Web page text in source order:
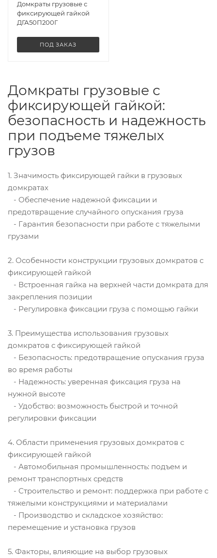
Домкраты грузовые с
фиксирующей гайкой
ДГА50П200Г
ПОД ЗАКАЗ
Домкраты грузовые с
фиксирующей гайкой:
безопасность и надежность
при подъеме тяжелых
грузов
1. Значимость фиксирующей гайки в грузовых
домкратах
- Обеспечение надежной фиксации и
предотвращение случайного опускания груза
- Гарантия безопасности при работе с тяжелыми
грузами
2. Особенности конструкции грузовых домкратов с
фиксирующей гайкой
- Встроенная гайка на верхней части домкрата для
закрепления позиции
- Регулировка фиксации груза с помощью гайки
3. Преимущества использования грузовых
домкратов с фиксирующей гайкой
- Безопасность: предотвращение опускания груза
во время работы
- Надежность: уверенная фиксация груза на
нужной высоте
- Удобство: возможность быстрой и точной
регулировки фиксации
4. Области применения грузовых домкратов с
фиксирующей гайкой
- Автомобильная промышленность: подъем и
ремонт транспортных средств
- Строительство и ремонт: поддержка при работе с
тяжелыми конструкциями и материалами
- Производство и складское хозяйство:
перемещение и установка грузов
5. Факторы, влияющие на выбор грузовых